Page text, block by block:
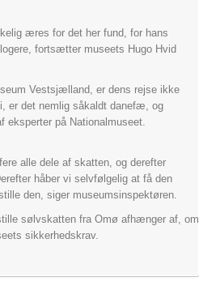
æres for det her fund, for hans
fortsætter museets Hugo Hvid
Vestsjælland, er dens rejse ikke
er det nemlig såkaldt danefæ, og
eksperter på Nationalmuseet.
alle dele af skatten, og derefter
håber vi selvfølgelig at få den
den, siger museumsinspektøren.
sølvskatten fra Omø afhænger af, om
sikkerhedskrav.